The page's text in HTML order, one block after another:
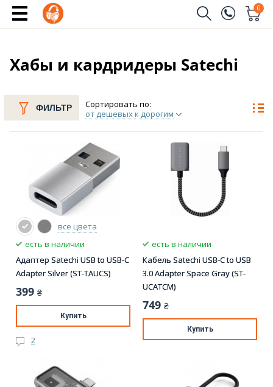
0
Телефон
Отправить
Хабы и кардридеры Satechi
ФИЛЬТР
Сортировать по:
от дешевых к дорогим
все цвета
есть в наличии
Адаптер Satechi USB to USB-C
Adapter Silver (ST-TAUCS)
399 ₴
Купить
2
есть в наличии
Кабель Satechi USB-C to USB
3.0 Adapter Space Gray (ST-
UCATCM)
749 ₴
Купить